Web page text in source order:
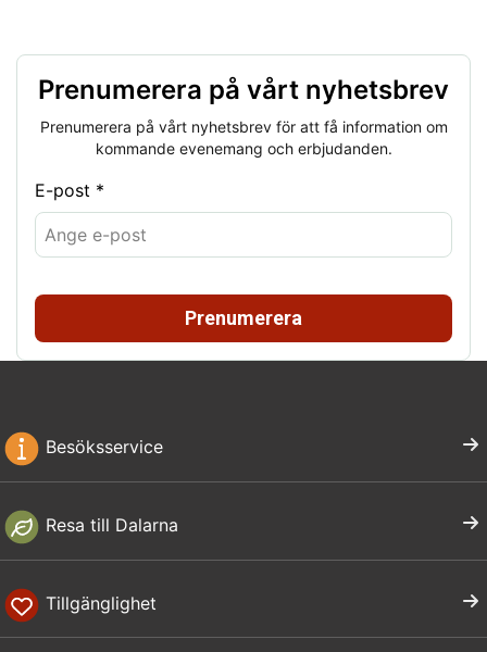
Prenumerera på vårt nyhetsbrev
Prenumerera på vårt nyhetsbrev för att få information om
kommande evenemang och erbjudanden.
E-post *
Prenumerera
Besöksservice
Resa till Dalarna
Tillgänglighet